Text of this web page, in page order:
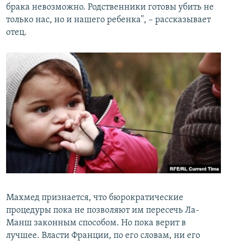
брака невозможно. Родственники готовы убить не
только нас, но и нашего ребенка", – рассказывает
отец.
Махмед признается, что бюрократические
процедуры пока не позволяют им пересечь Ла-
Манш законным способом. Но пока верит в
лучшее. Власти Франции, по его словам, ни его